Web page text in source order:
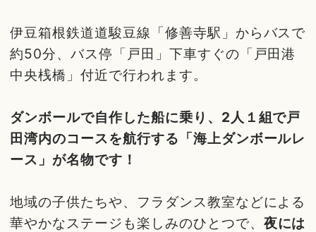
伊豆箱根鉄道道駿豆線「修善寺駅」からバスで
約50分、バス停「戸田」下車すぐの「戸田港
中央桟橋」付近で行われます。
ダンボールで自作した船に乗り、2人１組で戸
田湾内のコースを航行する「海上ダンボールレ
ース」が名物です！
地域の子供たちや、フラダンス教室などによる
華やかなステージも楽しみのひとつで、 夜には